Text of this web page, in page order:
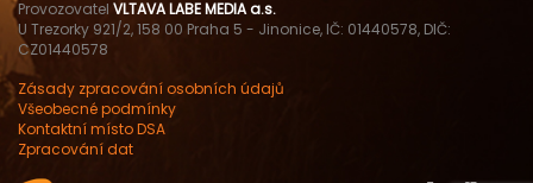
Provozovatel VLTAVA LABE MEDIA a.s.
U Trezorky 921/2, 158 00 Praha 5 - Jinonice, IČ: 01440578, DIČ:
CZ01440578
Zásady zpracování osobních údajů
Všeobecné podmínky
Kontaktní místo DSA
Zpracování dat